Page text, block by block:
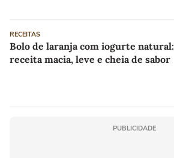
RECEITAS
Bolo de laranja com iogurte natural:
receita macia, leve e cheia de sabor
PUBLICIDADE